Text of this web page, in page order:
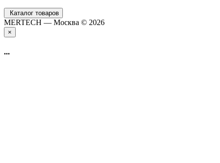
Каталог товаров
MERTECH — Москва © 2026
×
...